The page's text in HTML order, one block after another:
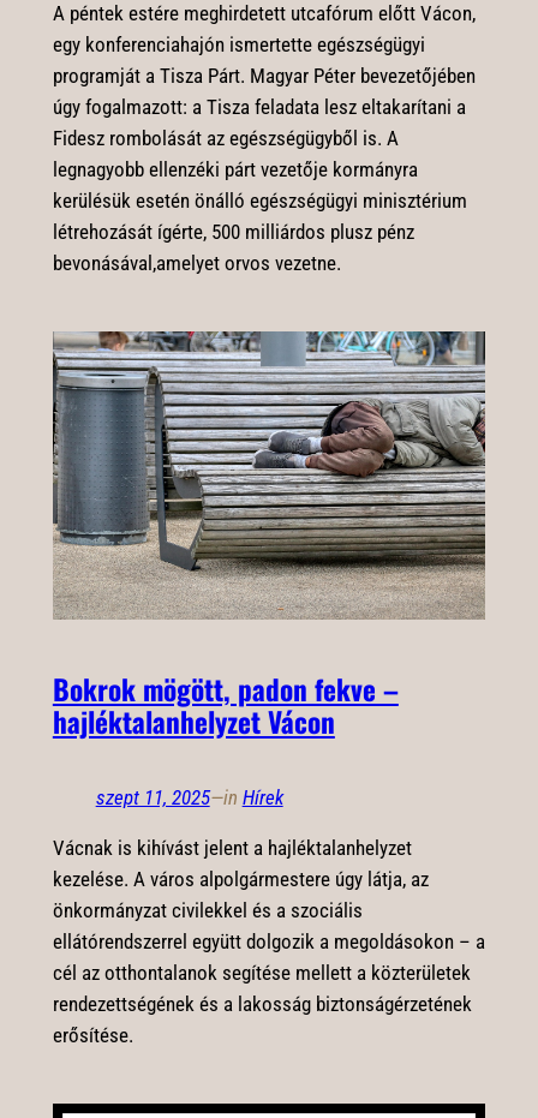
A péntek estére meghirdetett utcafórum előtt Vácon,
egy konferenciahajón ismertette egészségügyi
programját a Tisza Párt. Magyar Péter bevezetőjében
úgy fogalmazott: a Tisza feladata lesz eltakarítani a
Fidesz rombolását az egészségügyből is. A
legnagyobb ellenzéki párt vezetője kormányra
kerülésük esetén önálló egészségügyi minisztérium
létrehozását ígérte, 500 milliárdos plusz pénz
bevonásával,amelyet orvos vezetne.
Bokrok mögött, padon fekve –
hajléktalanhelyzet Vácon
szept 11, 2025—in Hírek
Vácnak is kihívást jelent a hajléktalanhelyzet
kezelése. A város alpolgármestere úgy látja, az
önkormányzat civilekkel és a szociális
ellátórendszerrel együtt dolgozik a megoldásokon – a
cél az otthontalanok segítése mellett a közterületek
rendezettségének és a lakosság biztonságérzetének
erősítése.